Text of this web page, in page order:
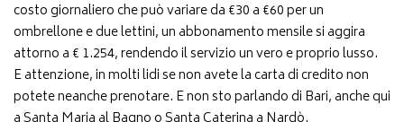
costo giornaliero che può variare da €30 a €60 per un
ombrellone e due lettini, un abbonamento mensile si aggira
attorno a € 1.254, rendendo il servizio un vero e proprio lusso.
E attenzione, in molti lidi se non avete la carta di credito non
potete neanche prenotare. E non sto parlando di Bari, anche qui